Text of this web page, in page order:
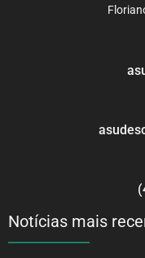
Notícias mais